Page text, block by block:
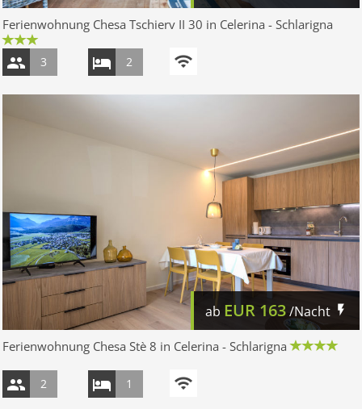
Ferienwohnung Chesa Tschierv II 30 in Celerina - Schlarigna
3 2
ab EUR 163/Nacht
Ferienwohnung Chesa Stè 8 in Celerina - Schlarigna
2 1